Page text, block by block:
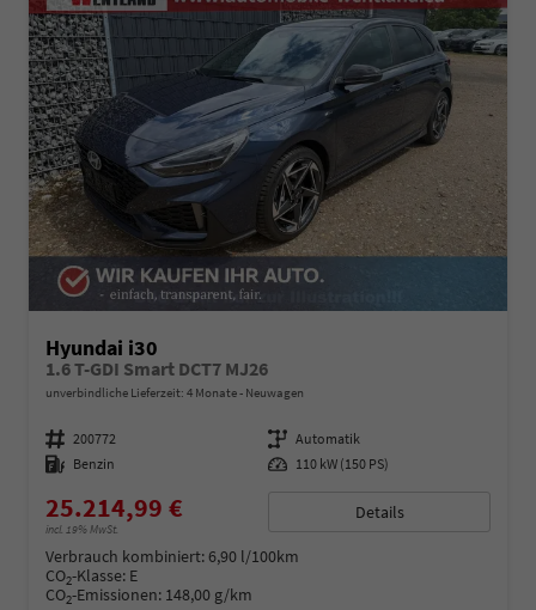
Hyundai i30
1.6 T-GDI Smart DCT7 MJ26
unverbindliche Lieferzeit: 4 Monate Neuwagen
Fahrzeugnummer 200772 Getriebe Automatik
Kraftstoff Benzin Leistung 110 kW (150 PS)
25.214,99 €
incl. 19% MwSt.
Details
Verbrauch kombiniert:6,90 l/100km
CO2-Klasse: E
CO2-Emissionen: 148,00 g/km